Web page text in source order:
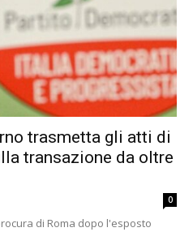
trasmetta gli atti di
transazione da oltre
0
di Roma dopo l'esposto